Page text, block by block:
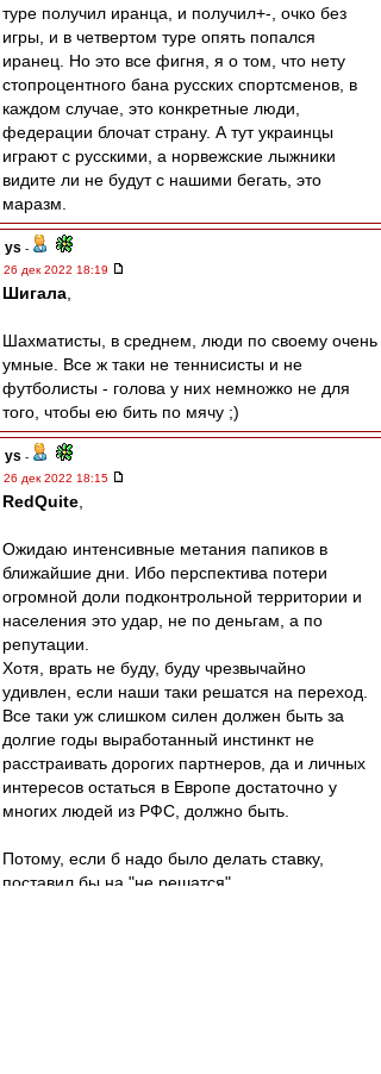
туре получил иранца, и получил+-, очко без
игры, и в четвертом туре опять попался
иранец. Но это все фигня, я о том, что нету
стопроцентного бана русских спортсменов, в
каждом случае, это конкретные люди,
федерации блочат страну. А тут украинцы
играют с русскими, а норвежские лыжники
видите ли не будут с нашими бегать, это
маразм.
ys -
26 дек 2022 18:19
Шигала
Шахматисты, в среднем, люди по своему очень
умные. Все ж таки не теннисисты и не
футболисты - голова у них немножко не для
того, чтобы ею бить по мячу ;)
ys -
26 дек 2022 18:15
RedQuite
Ожидаю интенсивные метания папиков в
ближайшие дни. Ибо перспектива потери
огромной доли подконтрольной территории и
населения это удар, не по деньгам, а по
репутации.
Хотя, врать не буду, буду чрезвычайно
удивлен, если наши таки решатся на переход.
Все таки уж слишком силен должен быть за
долгие годы выработанный инстинкт не
расстраивать дорогих партнеров, да и личных
интересов остаться в Европе достаточно у
многих людей из РФС, должно быть.
Потому, если б надо было делать ставку,
поставил бы на "не решатся".